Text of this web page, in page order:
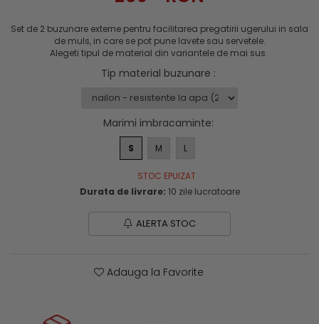
Buzunare externe
Echipamente specializate
Echipamente muncitori ferma
Echipamente mulgatori
Echipamente trimeri ongloane
Casti si antifoane protectie
Set de 2 buzunare externe pentru facilitarea pregatirii ugerului in sala
de muls, in care se pot pune lavete sau servetele.
Alegeti tipul de material din variantele de mai sus.
Tip material buzunare :
Marimi imbracaminte:
S M L
STOC EPUIZAT
Durata de livrare: 10 zile lucratoare
ALERTA STOC
Adauga la Favorite